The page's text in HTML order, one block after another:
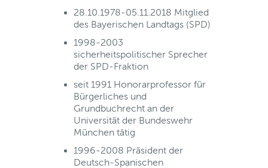
28.10.1978-05.11.2018 Mitglied
des Bayerischen Landtags (SPD)
1998-2003
sicherheitspolitischer Sprecher
der SPD-Fraktion
seit 1991 Honorarprofessor für
Bürgerliches und
Grundbuchrecht an der
Universität der Bundeswehr
München tätig
1996-2008 Präsident der
Deutsch-Spanischen